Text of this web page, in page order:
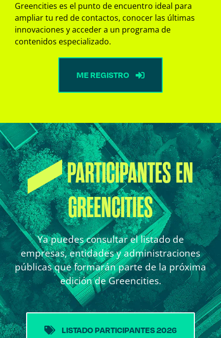
Greencities es el punto de encuentro ideal para
ampliar tu red de contactos, conocer las últimas
innovaciones y acceder a un programa de
contenidos especializado.
ME REGISTRO
PARTICIPANTES EN
GREENCITIES
Ya puedes consultar el listado de
empresas, entidades y administraciones
públicas que formarán parte de la próxima
edición de Greencities.
LISTADO PARTICIPANTES 2026